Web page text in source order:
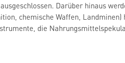
Darüber hinaus
chemische Waffen,
die